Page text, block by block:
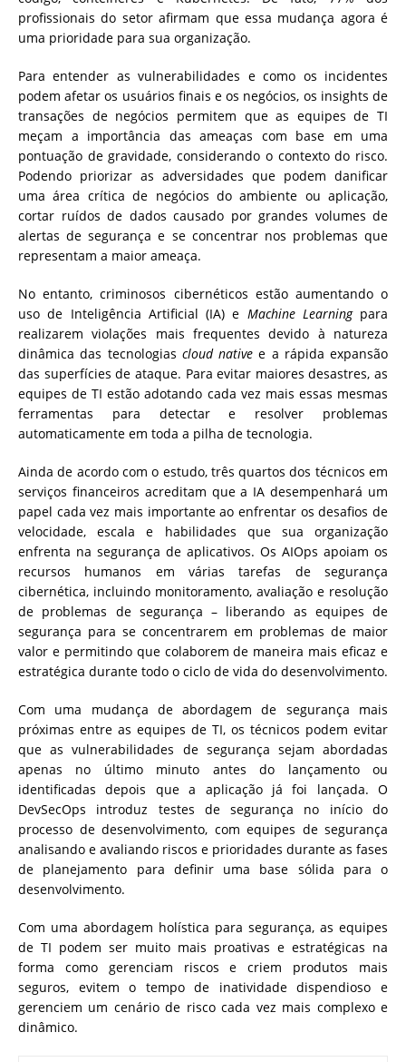
profissionais do setor afirmam que essa mudança agora é
uma prioridade para sua organização.
Para entender as vulnerabilidades e como os incidentes
podem afetar os usuários finais e os negócios, os insights de
transações de negócios permitem que as equipes de TI
meçam a importância das ameaças com base em uma
pontuação de gravidade, considerando o contexto do risco.
Podendo priorizar as adversidades que podem danificar
uma área crítica de negócios do ambiente ou aplicação,
cortar ruídos de dados causado por grandes volumes de
alertas de segurança e se concentrar nos problemas que
representam a maior ameaça.
No entanto, criminosos cibernéticos estão aumentando o
uso de Inteligência Artificial (IA) e Machine Learning para
realizarem violações mais frequentes devido à natureza
dinâmica das tecnologias cloud native e a rápida expansão
das superfícies de ataque. Para evitar maiores desastres, as
equipes de TI estão adotando cada vez mais essas mesmas
ferramentas para detectar e resolver problemas
automaticamente em toda a pilha de tecnologia.
Ainda de acordo com o estudo, três quartos dos técnicos em
serviços financeiros acreditam que a IA desempenhará um
papel cada vez mais importante ao enfrentar os desafios de
velocidade, escala e habilidades que sua organização
enfrenta na segurança de aplicativos. Os AIOps apoiam os
recursos humanos em várias tarefas de segurança
cibernética, incluindo monitoramento, avaliação e resolução
de problemas de segurança – liberando as equipes de
segurança para se concentrarem em problemas de maior
valor e permitindo que colaborem de maneira mais eficaz e
estratégica durante todo o ciclo de vida do desenvolvimento.
Com uma mudança de abordagem de segurança mais
próximas entre as equipes de TI, os técnicos podem evitar
que as vulnerabilidades de segurança sejam abordadas
apenas no último minuto antes do lançamento ou
identificadas depois que a aplicação já foi lançada. O
DevSecOps introduz testes de segurança no início do
processo de desenvolvimento, com equipes de segurança
analisando e avaliando riscos e prioridades durante as fases
de planejamento para definir uma base sólida para o
desenvolvimento.
Com uma abordagem holística para segurança, as equipes
de TI podem ser muito mais proativas e estratégicas na
forma como gerenciam riscos e criem produtos mais
seguros, evitem o tempo de inatividade dispendioso e
gerenciem um cenário de risco cada vez mais complexo e
dinâmico.